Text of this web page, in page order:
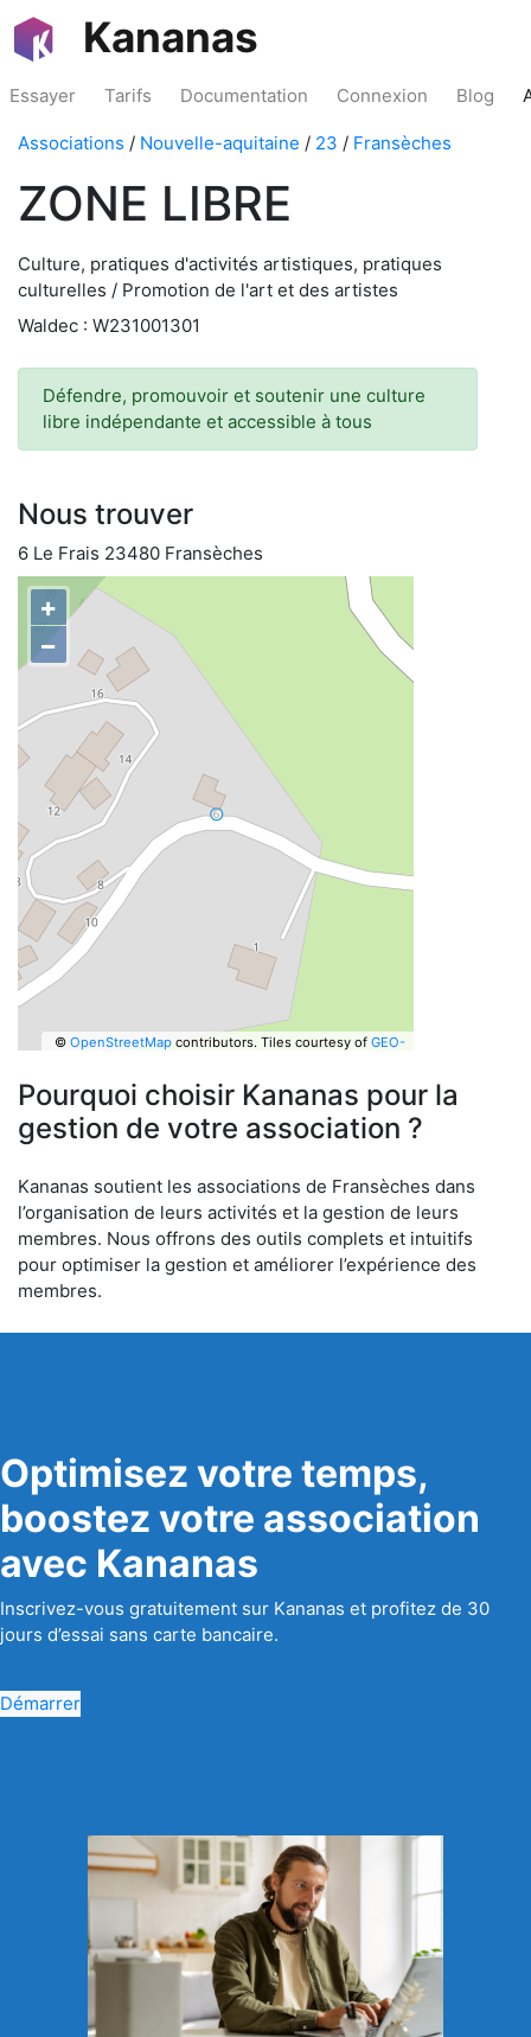
Kananas
Essayer Tarifs Documentation Connexion Blog
Associations / Nouvelle-aquitaine / 23 / Fransèches
ZONE LIBRE
Culture, pratiques d'activités artistiques, pratiques
culturelles / Promotion de l'art et des artistes
Waldec : W231001301
Défendre, promouvoir et soutenir une culture
libre indépendante et accessible à tous
Nous trouver
6 Le Frais 23480 Fransèches
+
−
© OpenStreetMapcontributors. Tiles courtesy of GEO-
Pourquoi choisir Kananas pour la
gestion de votre association ?
Kananas soutient les associations de Fransèches dans
l’organisation de leurs activités et la gestion de leurs
membres. Nous offrons des outils complets et intuitifs
pour optimiser la gestion et améliorer l’expérience des
membres.
Optimisez votre temps,
boostez votre association
avec Kananas
Inscrivez-vous gratuitement sur Kananas et profitez de 30
jours d’essai sans carte bancaire.
Démarrer